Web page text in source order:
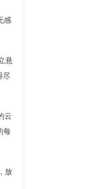
感
悬
尽
云
每
放